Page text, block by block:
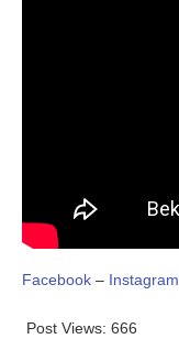
Facebook – Instagram
Post Views: 666